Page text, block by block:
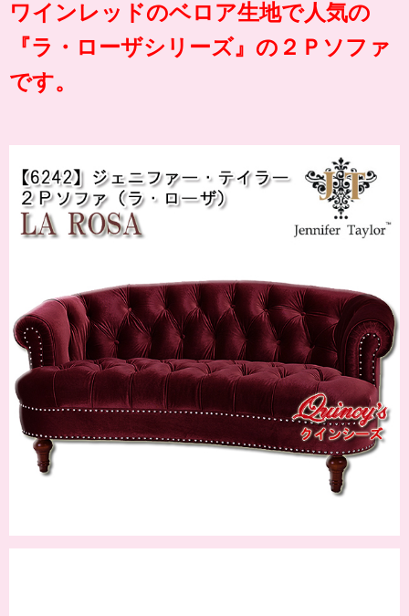
ワインレッドのベロア生地で人気の
『ラ・ローザシリーズ』 の ２Ｐソファ
です。